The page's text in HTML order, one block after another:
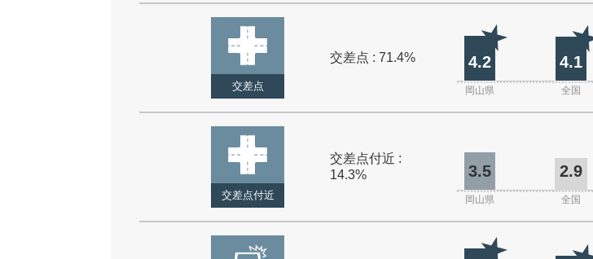
交差点
交差点 : 71.4% 4.2 4.1
岡山県 全国
交差点付近
交差点付近 :
14.3%
3.5 2.9
岡山県 全国